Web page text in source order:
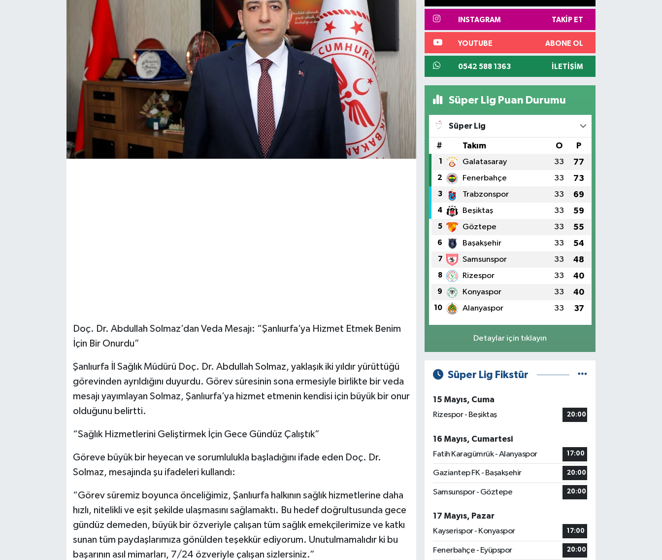
Doç. Dr. Abdullah Solmaz’dan Veda Mesajı: “Şanlıurfa’ya Hizmet Etmek Benim
İçin Bir Onurdu”
Şanlıurfa İl Sağlık Müdürü Doç. Dr. Abdullah Solmaz, yaklaşık iki yıldır yürüttüğü
görevinden ayrıldığını duyurdu. Görev süresinin sona ermesiyle birlikte bir veda
mesajı yayımlayan Solmaz, Şanlıurfa’ya hizmet etmenin kendisi için büyük bir onur
olduğunu belirtti.
“Sağlık Hizmetlerini Geliştirmek İçin Gece Gündüz Çalıştık”
Göreve büyük bir heyecan ve sorumlulukla başladığını ifade eden Doç. Dr.
Solmaz, mesajında şu ifadeleri kullandı:
“Görev süremiz boyunca önceliğimiz, Şanlıurfa halkının sağlık hizmetlerine daha
hızlı, nitelikli ve eşit şekilde ulaşmasını sağlamaktı. Bu hedef doğrultusunda gece
gündüz demeden, büyük bir özveriyle çalışan tüm sağlık emekçilerimize ve katkı
sunan tüm paydaşlarımıza gönülden teşekkür ediyorum. Unutulmamalıdır ki bu
başarının asıl mimarları, 7/24 özveriyle çalışan sizlersiniz.”
INSTAGRAM TAKIP ET
YOUTUBE ABONE OL
0542 588 1363 İLETIŞIM
Süper Lig Puan Durumu
Süper Lig
# Takım O P
1 Galatasaray 33 77
2 Fenerbahçe 33 73
3 Trabzonspor 33 69
4 Beşiktaş 33 59
5 Göztepe 33 55
6 Başakşehir 33 54
7 Samsunspor 33 48
8 Rizespor 33 40
9 Konyaspor 33 40
10 Alanyaspor 33 37
Detaylar için tıklayın
Süper Lig Fikstür
15 Mayıs, Cuma
Rizespor - Beşiktaş
20:00
16 Mayıs, Cumartesi
Fatih Karagümrük - Alanyaspor
17:00
Gaziantep FK - Başakşehir 20:00
Samsunspor - Göztepe 20:00
17 Mayıs, Pazar
Kayserispor - Konyaspor
17:00
Fenerbahçe - Eyüpspor 20:00